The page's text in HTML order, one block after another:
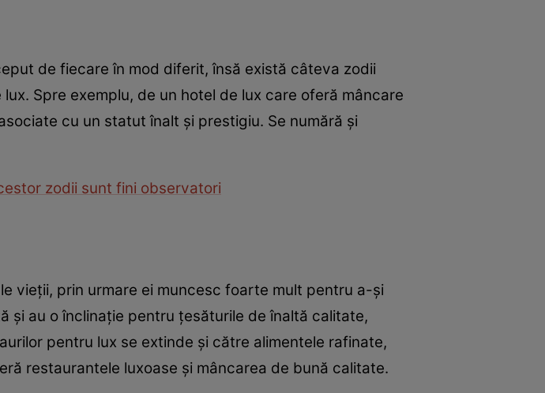
de fiecare în mod diferit, însă există câteva zodii
Spre exemplu, de un hotel de lux care oferă mâncare
cu un statut înalt și prestigiu. Se numără și
zodii sunt fini observatori
vieții, prin urmare ei muncesc foarte mult pentru a-și
și au o înclinație pentru țesăturile de înaltă calitate,
pentru lux se extinde și către alimentele rafinate,
restaurantele luxoase și mâncarea de bună calitate.